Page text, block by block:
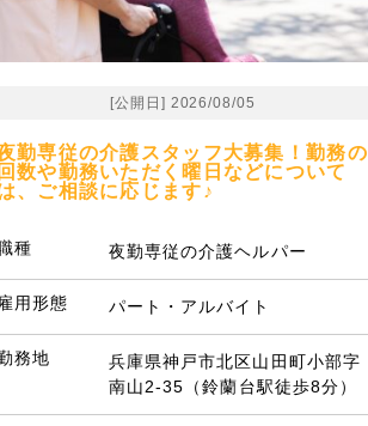
[公開日] 2026/08/05
勤専従の介護スタッフ大募集！勤務の
回数や勤務いただく曜日などについて
、ご相談に応じます♪
種 夜勤専従の介護ヘルパー
雇用形態 パート・アルバイト
務地
兵庫県神戸市北区山田町小部字
南山2-35（鈴蘭台駅徒歩8分）